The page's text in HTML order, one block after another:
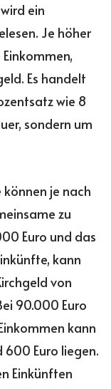
ein
Je höher
Es handelt
wie 8
sondern um
je nach
zu
Euro und das
kann
von
90.000 Euro
kann
600 Euro liegen.
Einkünften